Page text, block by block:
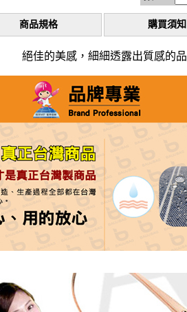
商品規格 購買須知
絕佳的美感，細細透露出質感的品